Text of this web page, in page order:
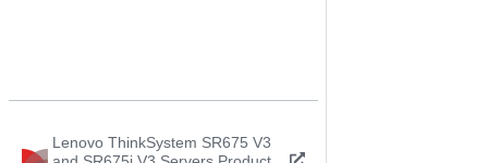
Lenovo ThinkSystem SR675 V3